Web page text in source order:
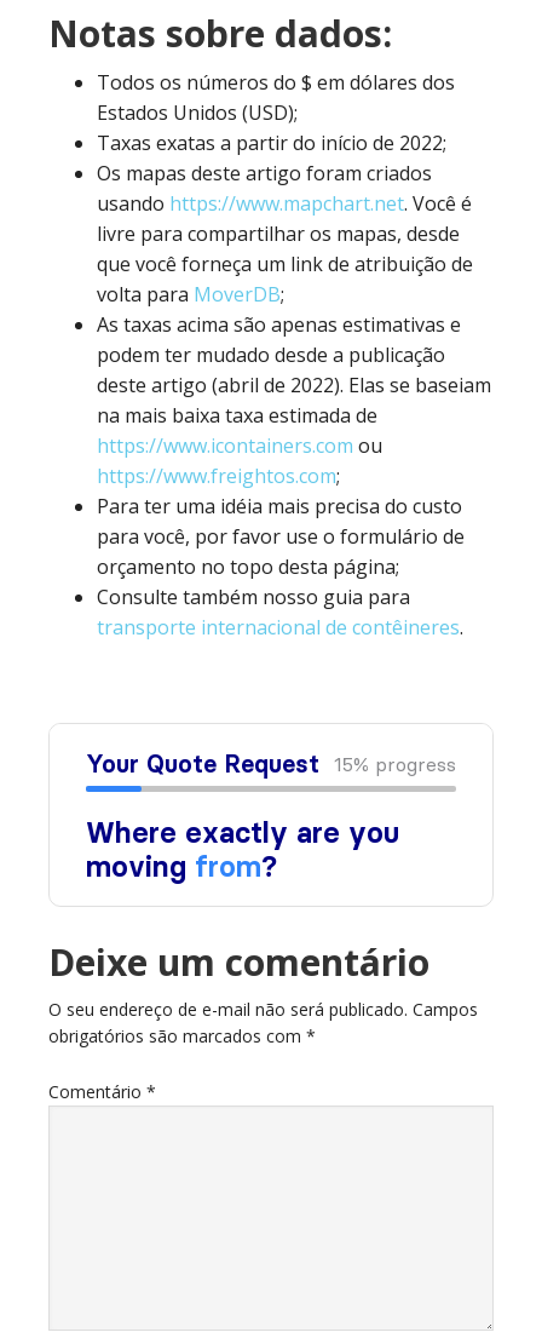
Notas sobre dados:
Todos os números do $ em dólares dos
Estados Unidos (USD);
Taxas exatas a partir do início de 2022;
Os mapas deste artigo foram criados
usando https://www.mapchart.net. Você é
livre para compartilhar os mapas, desde
que você forneça um link de atribuição de
volta para MoverDB;
As taxas acima são apenas estimativas e
podem ter mudado desde a publicação
deste artigo (abril de 2022). Elas se baseiam
na mais baixa taxa estimada de
https://www.icontainers.com ou
https://www.freightos.com;
Para ter uma idéia mais precisa do custo
para você, por favor use o formulário de
orçamento no topo desta página;
Consulte também nosso guia para
transporte internacional de contêineres.
Deixe um comentário
O seu endereço de e-mail não será publicado. Campos
obrigatórios são marcados com *
Comentário *